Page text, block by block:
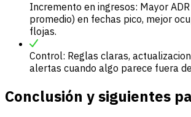
Incremento en ingresos: Mayor
promedio) en fechas pico, mejor
flojas.
Control: Reglas claras,
alertas cuando algo parece fuera
Conclusión y siguientes